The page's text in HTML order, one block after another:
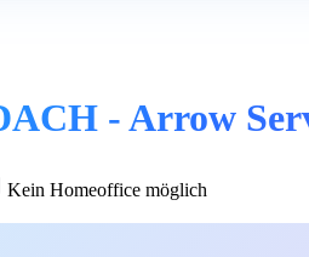
- Arrow
Kein Homeoffice möglich